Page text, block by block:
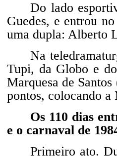
Do lado
Guedes, e entrou
uma dupla: Alberto
Na
Tupi, da Globo e
Marquesa de
pontos, colocando a
Os 110 dias
e o carnaval de
Primeiro ato.